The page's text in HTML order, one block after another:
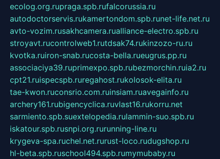
ecolog.org.rupraga.spb.rufalcorussia.ru
autodoctorservis.rukamertondom.spb.runet-life.net.ru
avto-vozim.rusakhcamera.rualliance-electro.spb.ru
stroyavt.rucontrolweb1.rutdsak74.rukinzozo-ru.ru
kvotka.ruiron-snab.rucosta-bella.rueugrus.pp.ru
associaciya39.ruprimexpo.spb.rubezmorchin.ruia2.ru
cpt21.ruispecspb.ruregahost.rukolosok-elita.ru
tae-kwon.ruconsrio.com.ruinsiam.ruavegainfo.ru
archery161.rubigencyclica.ruvlast16.rukorru.net
sarmiento.spb.suextelopedia.rulammin-suo.spb.ru
iskatour.spb.rusnpi.org.rurunning-line.ru
krygeva-spa.ruchel.net.rurust-loco.rudugshop.ru
hl-beta.spb.ruschool494.spb.rumymubaby.ru